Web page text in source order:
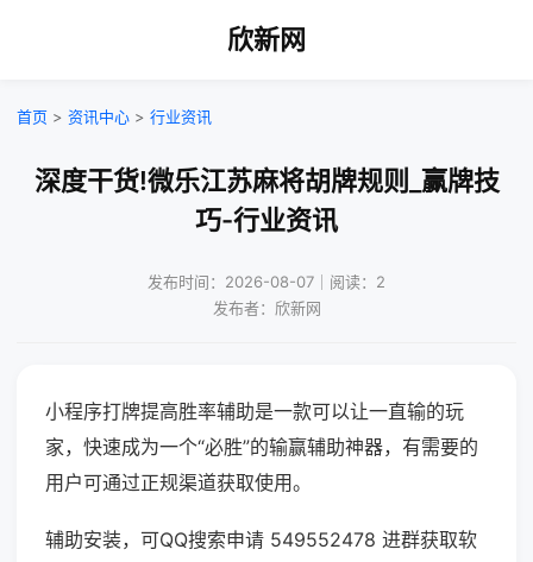
欣新网
首页 > 资讯中心 > 行业资讯
深度干货!微乐江苏麻将胡牌规则_赢牌技
巧-行业资讯
发布时间：2026-08-07｜阅读：2
发布者：欣新网
小程序打牌提高胜率辅助是一款可以让一直输的玩
家，快速成为一个“必胜”的输赢辅助神器，有需要的
用户可通过正规渠道获取使用。
辅助安装，可QQ搜索申请 549552478 进群获取软